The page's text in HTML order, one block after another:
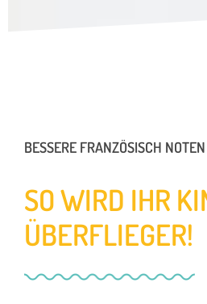
BESSERE FRANZÖSISCH
SO WIRD IHR
ÜBERFLIEGER!